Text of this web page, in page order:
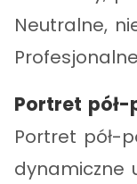
Neutralne,
Portret
Portret pół-
dynamiczne